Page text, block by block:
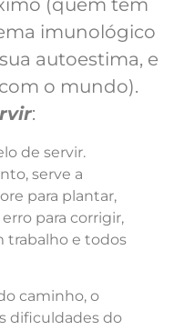
(quem tem
imunológico
autoestima, e
o mundo).
:
de servir.
serve a
para plantar,
para corrigir,
trabalho e todos
caminho, o
dificuldades do